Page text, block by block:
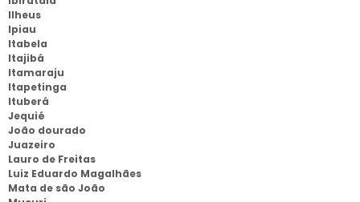
Ilheus
Ipiau
Itabela
Itajibá
Itamaraju
Itapetinga
Ituberá
Jequié
João dourado
Juazeiro
Lauro de Freitas
Luiz Eduardo Magalhães
Mata de são João